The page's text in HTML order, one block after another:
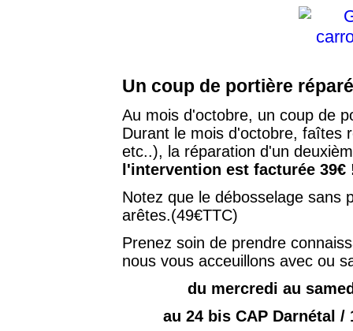
Un coup de portière
Au mois d'octobre, un coup de
Durant le mois d'octobre, faîtes
etc..), la réparation d'un
l'intervention est facturée 39€
Notez que le débosselage sans
arêtes.(49€TTC)
Prenez soin de prendre
nous vous acceuillons avec ou
du mercredi au
au 24 bis CAP Darnétal /